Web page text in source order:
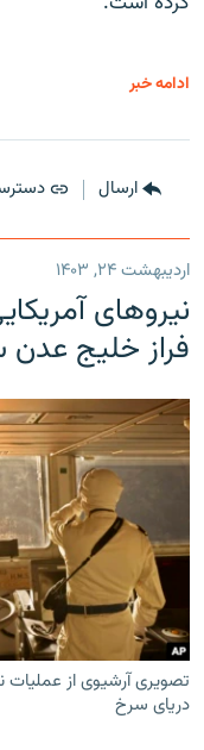
ادامه خبر
ارسال
اردیبهشت ۲۴, ۱۴۰۳
نیروهای
فراز خلیج عدن
تصویری آرشیوی از عملیات
دریای سرخ